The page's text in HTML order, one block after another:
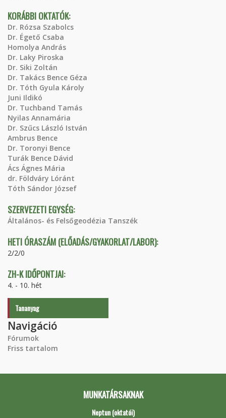
KORÁBBI OKTATÓK:
Dr. Rózsa Szabolcs
Dr. Égető Csaba
Homolya András
Dr. Laky Piroska
Dr. Siki Zoltán
Dr. Takács Bence Géza
Dr. Tóth Gyula Károly
Juni Ildikó
Dr. Tuchband Tamás
Nyilas Annamária
Dr. Szűcs László István
Ambrus Bence
Dr. Toronyi Bence
Turák Bence Dávid
Ács Ágnes Mária
dr. Földváry Lóránt
Tóth Sándor József
SZERVEZETI EGYSÉG:
Általános- és Felsőgeodézia Tanszék
HETI ÓRASZÁM (ELŐADÁS/GYAKORLAT/LABOR):
2/2/0
ZH-K IDŐPONTJAI:
4. - 10. hét
Tananyag
Navigáció
Fórumok
Friss tartalom
MUNKATÁRSAKNAK
Neptun (oktatói)